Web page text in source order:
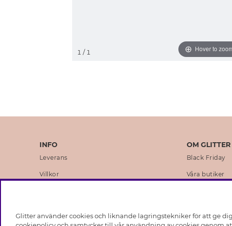
Hover to
1 / 1
INFO
Leverans
Villkor
Medlemsvillkor
OM GLITTER
Black Friday
Våra butiker
Hållbarhet
Glitter använder cookies och liknande lagringstekniker för att ge